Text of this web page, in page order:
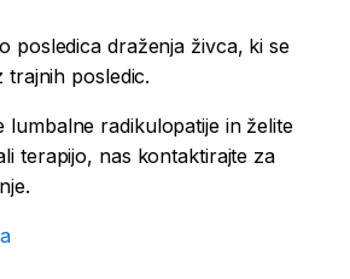
posledica draženja živca, ki se
trajnih posledic.
lumbalne radikulopatije in želite
terapijo, nas kontaktirajte za